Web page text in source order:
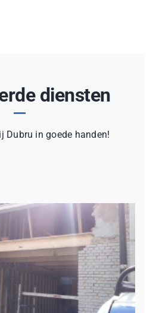
diensten
Dubru in goede handen!